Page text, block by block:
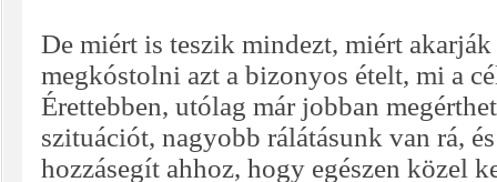
De miért is teszik mindezt, miért akarják
megkóstolni azt a bizonyos ételt, mi a
Érettebben, utólag már jobban
szituációt, nagyobb rálátásunk van rá,
hozzásegít ahhoz, hogy egészen közel